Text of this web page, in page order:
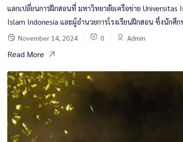
แลกเปลี่ยนการฝึกสอนที่ มหาวิทยาลัยเครือข่าย
Islam Indonesia และผู้อำนวยการโรงเรียนฝึกสอน ซึ่งนักศึ
November 14, 2024 0 Admin
Read More